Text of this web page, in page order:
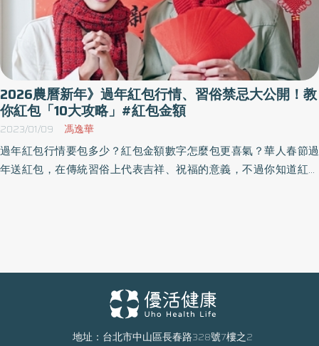
2026農曆新年》過年紅包行情、習俗禁忌大公開！教
你紅包「10大攻略」#紅包金額
2023/01/09 馮逸華
過年紅包行情要包多少？紅包金額數字怎麼包更喜氣？華人春節過
年送紅包，在傳統習俗上代表吉祥、祝福的意義，不過你知道紅包
地址：台北市中山區長春路328號7樓之2